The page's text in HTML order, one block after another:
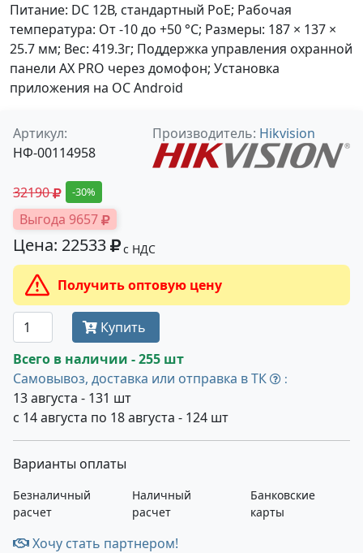
Питание: DC 12В, стандартный PoE; Рабочая
температура: От -10 до +50 °C; Размеры: 187 × 137 ×
25.7 мм; Вес: 419.3г; Поддержка управления охранной
панели AX PRO через домофон; Установка
приложения на ОС Android
Артикул:
НФ-00114958
Производитель: Hikvision
32190 -30%
Выгода 9657
Цена: 22533 с НДС
Получить оптовую цену
Купить
Всего в наличии - 255 шт
Самовывоз, доставка или отправка в ТК
:
13 августа - 131 шт
с 14 августа по 18 августа - 124 шт
Варианты оплаты
Безналичный
расчет
Наличный
расчет
Банковские
карты
Хочу стать партнером!